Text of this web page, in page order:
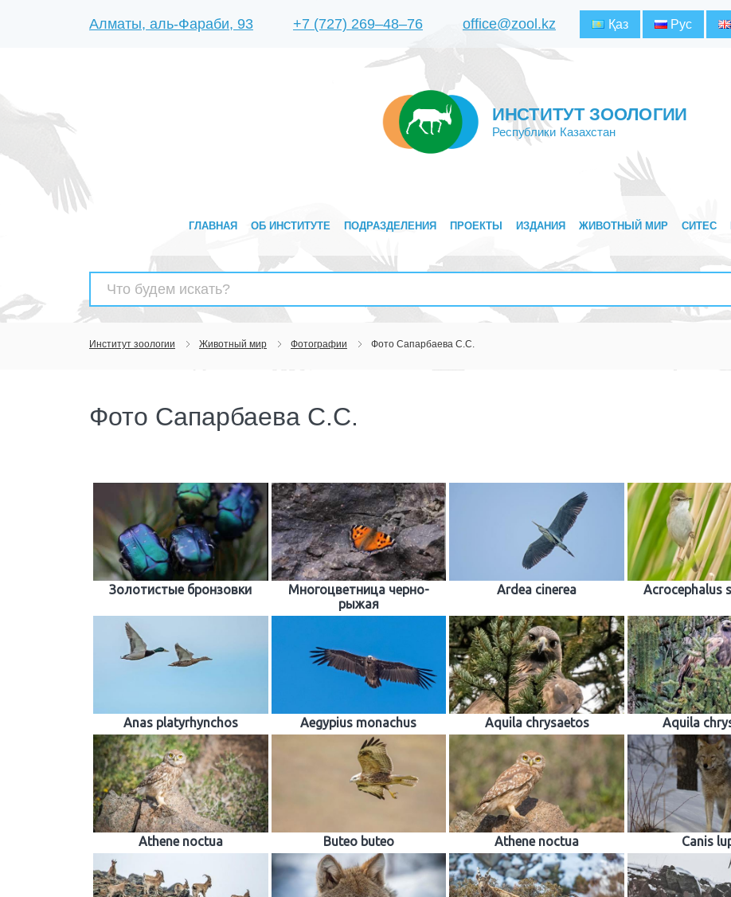
Алматы, аль-Фараби, 93 +7 (727) 269‒48‒76 office@zool.kz Қаз Рус
ИНСТИТУТ ЗООЛОГИИ
Республики Казахстан
ГЛАВНАЯ ОБ ИНСТИТУТЕ ПОДРАЗДЕЛЕНИЯ ПРОЕКТЫ ИЗДАНИЯ ЖИВОТНЫЙ МИР СИТЕС
Найти:
Институт зоологии Животный мир Фотографии Фото Сапарбаева С.С.
Фото Сапарбаева С.С.
Золотистые бронзовки
Многоцветница черно-
рыжая
Ardea cinerea Acrocephalus
Anas platyrhynchos Aegypius monachus Aquila chrysaetos Aquila
Athene noctua Buteo buteo Athene noctua Canis